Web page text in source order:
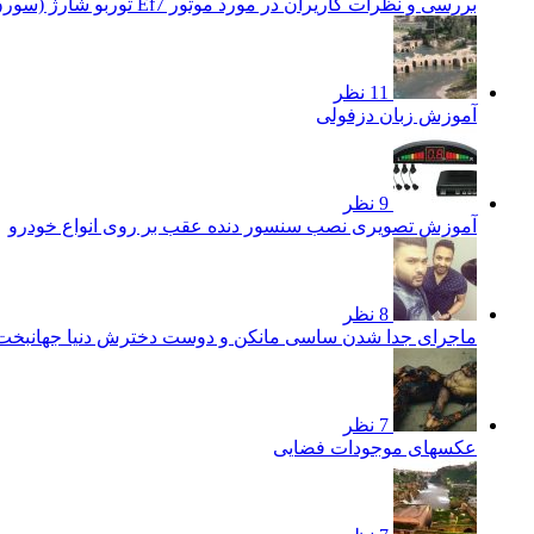
11 نظر
آموزش زبان دزفولی
9 نظر
آموزش تصویری نصب سنسور دنده عقب بر روی انواع خودرو
8 نظر
ماجرای جدا شدن ساسی مانکن و دوست دخترش دنیا
7 نظر
عکسهای موجودات فضایی